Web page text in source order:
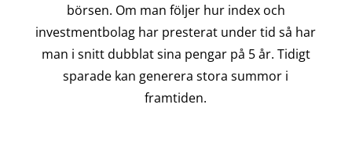
börsen. Om man följer hur index och
investmentbolag har presterat under tid så har
man i snitt dubblat sina pengar på 5 år. Tidigt
sparade kan generera stora summor i
framtiden.